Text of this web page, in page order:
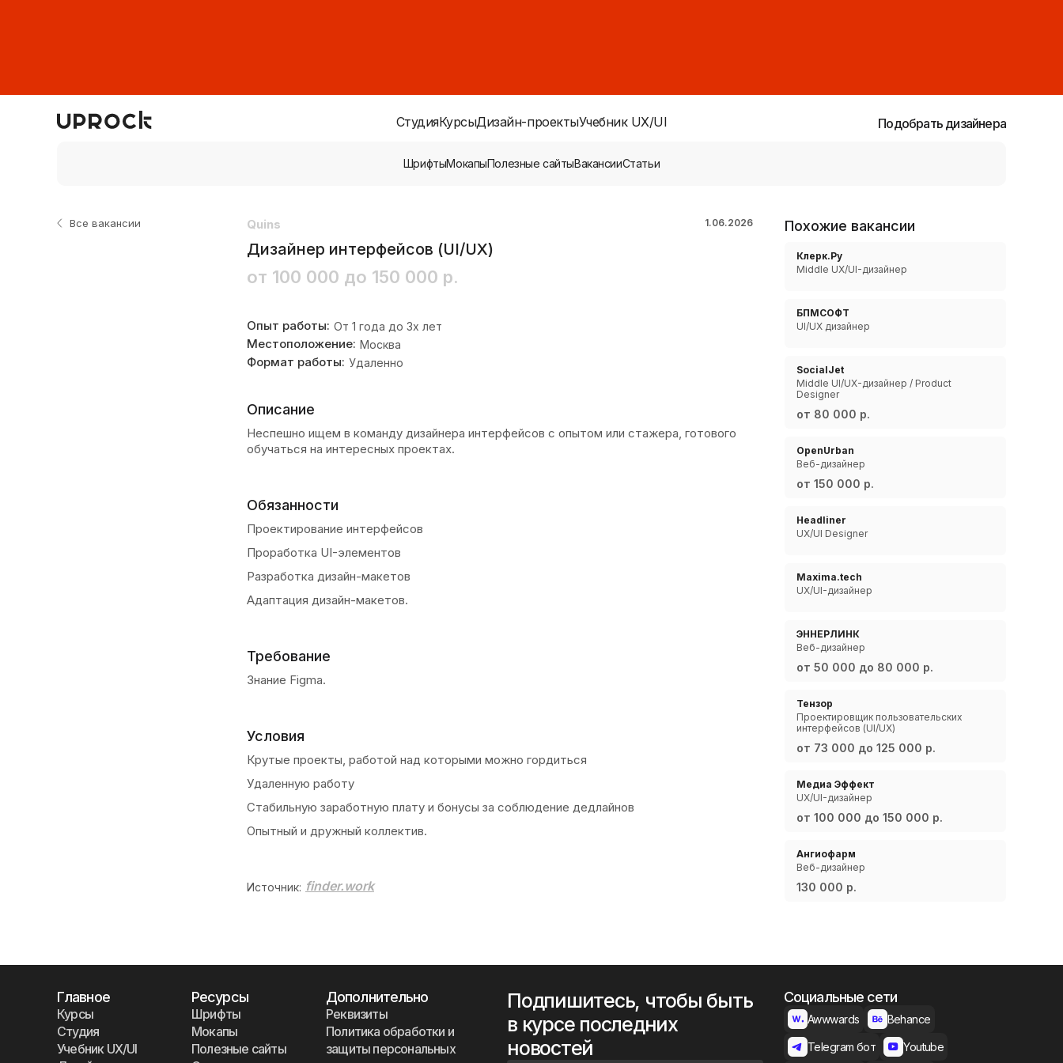
СтудияКурсыДизайн-проектыУчебник UX/UI
ШрифтыМокапыПолезные сайтыВакансииСтатьи
Подобрать дизайнера
Все вакансии Quins 1.06.2026
Дизайнер интерфейсов (UI/UX)
от 100 000 до 150 000 р.
Опыт работы: От 1 года до 3х лет
Местоположение: Москва
Формат работы: Удаленно
Описание
Неспешно ищем в команду дизайнера интерфейсов с опытом или стажера, готового
обучаться на интересных проектах.
Обязанности
Проектирование интерфейсов
Проработка UI-элементов
Разработка дизайн-макетов
Адаптация дизайн-макетов.
Требование
Знание Figma.
Условия
Крутые проекты, работой над которыми можно гордиться
Удаленную работу
Стабильную заработную плату и бонусы за соблюдение дедлайнов
Опытный и дружный коллектив.
Источник: finder.work
Похожие вакансии
Клерк.Ру
Middle UX/UI-дизайнер
БПМСОФТ
UI/UX дизайнер
SocialJet
Middle UI/UX-дизайнер / Product
Designer
от 80 000 р.
OpenUrban
Веб-дизайнер
от 150 000 р.
Headliner
UX/UI Designer
Maxima.tech
UX/UI-дизайнер
ЭННЕРЛИНК
Веб-дизайнер
от 50 000 до 80 000 р.
Тензор
Проектировщик пользовательских
интерфейсов (UI/UX)
от 73 000 до 125 000 р.
Медиа Эффект
UX/UI-дизайнер
от 100 000 до 150 000 р.
Ангиофарм
Веб-дизайнер
130 000 р.
Главное
Курсы
Студия
Учебник UX/UI
Ресурсы
Шрифты
Мокапы
Полезные сайты
Дополнительно
Реквизиты
Политика обработки и
защиты персональных
Социальные сети
Awwwards Behance
Telegram бот Youtube
Подпишитесь, чтобы быть
в курсе последних
новостей